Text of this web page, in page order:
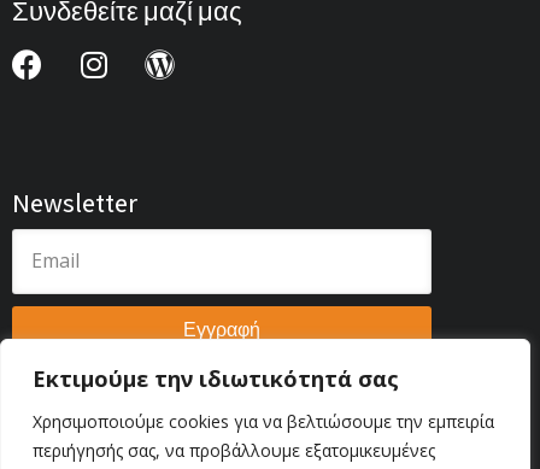
Εκτιμούμε την ιδιωτικότητά σας
Χρησιμοποιούμε cookies για να βελτιώσουμε την εμπειρία
περιήγησής σας, να προβάλλουμε εξατομικευμένες
Συνδεθείτε μαζί μας
Newsletter
Εγγραφή